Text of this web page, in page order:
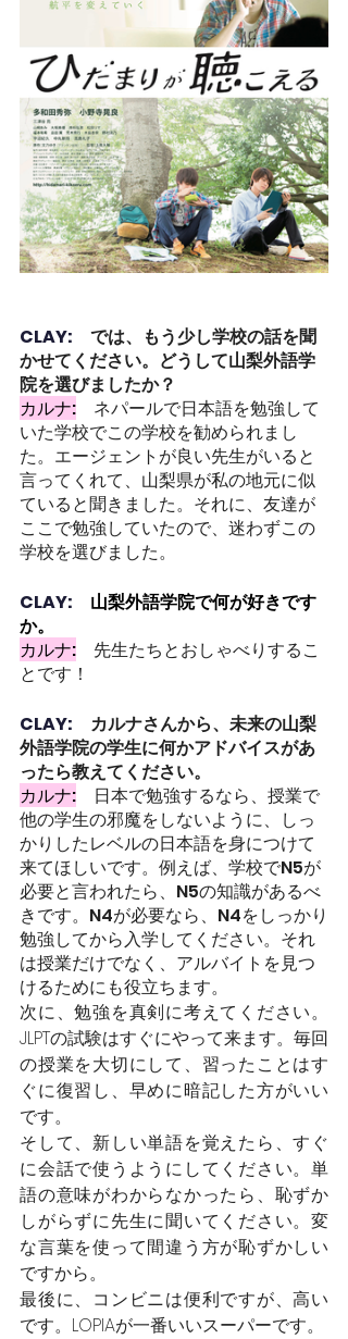
CLAY: では、もう少し学校の話を聞
かせてください。どうして山梨外語学
院を選びましたか？
カルナ:
ネパールで日本語を勉強して
いた学校でこの学校を勧められまし
た。エージェントが良い先生がいると
言ってくれて、山梨県が私の地元に似
ていると聞きました。それに、友達が
ここで勉強していたので、迷わずこの
学校を選びました。
CLAY: 山梨外語学院で何が好きです
か。
カルナ:
先生たちとおしゃべりするこ
とです！
CLAY: カルナさんから、未来の山梨
外語学院の学生に何かアドバイスがあ
ったら教えてください。
カルナ:
日本で勉強するなら、授業で
他の学生の邪魔をしないように、しっ
かりしたレベルの日本語を身につけて
来てほしいです。例えば、学校でN5が
必要と言われたら、N5の知識があるべ
きです。N4が必要なら、N4をしっかり
勉強してから入学してください。それ
は授業だけでなく、アルバイトを見つ
けるためにも役立ちます。
次に、勉強を真剣に考えてください。
JLPTの試験はすぐにやって来ます。毎回
の授業を大切にして、習ったことはす
ぐに復習し、早めに暗記した方がいい
です。
そして、新しい単語を覚えたら、すぐ
に会話で使うようにしてください。単
語の意味がわからなかったら、恥ずか
しがらずに先生に聞いてください。変
な言葉を使って間違う方が恥ずかしい
ですから。
最後に、コンビニは便利ですが、高い
です。LOPIAが一番いいスーパーです。